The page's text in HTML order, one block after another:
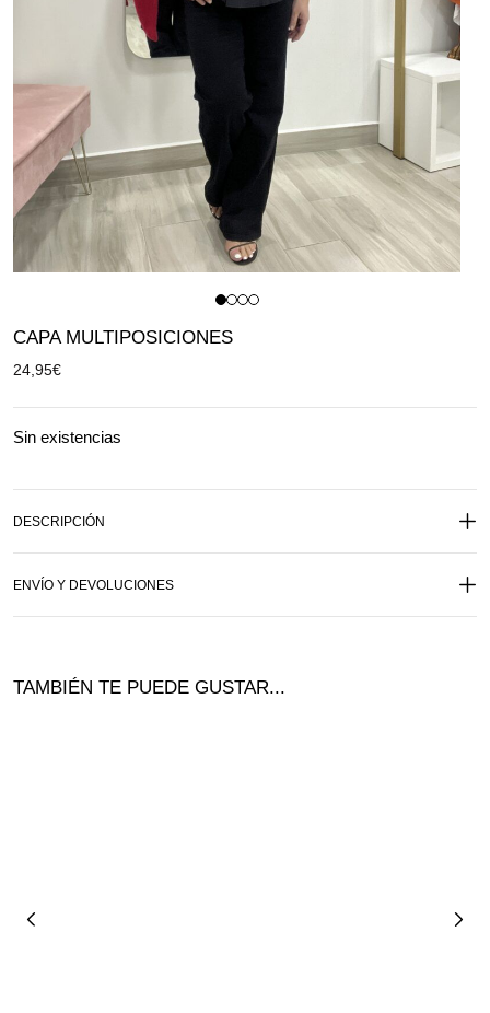
CAPA MULTIPOSICIONES
24,95€
Sin existencias
DESCRIPCIÓN
ENVÍO Y DEVOLUCIONES
TAMBIÉN TE PUEDE GUSTAR...